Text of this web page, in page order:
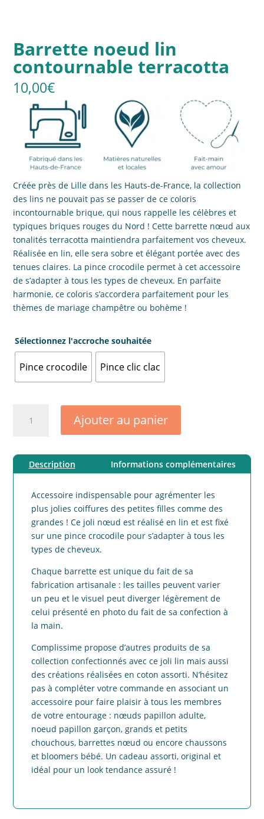
Barrette noeud lin
contournable terracotta
10,00€
Créée près de Lille dans les Hauts-de-France, la collection
des lins ne pouvait pas se passer de ce coloris
incontournable brique, qui nous rappelle les célèbres et
typiques briques rouges du Nord ! Cette barrette nœud aux
tonalités terracotta maintiendra parfaitement vos cheveux.
Réalisée en lin, elle sera sobre et élégant portée avec des
tenues claires. La pince crocodile permet à cet accessoire
de s’adapter à tous les types de cheveux. En parfaite
harmonie, ce coloris s’accordera parfaitement pour les
thèmes de mariage champêtre ou bohème !
Sélectionnez l'accroche souhaitée
Pince crocodile Pince clic clac
terracotta
Ajouter au panier
Description Informations complémentaires
Accessoire indispensable pour agrémenter les
plus jolies coiffures des petites filles comme des
grandes ! Ce joli nœud est réalisé en lin et est fixé
sur une pince crocodile pour s’adapter à tous les
types de cheveux.
Chaque barrette est unique du fait de sa
fabrication artisanale : les tailles peuvent varier
un peu et le visuel peut diverger légèrement de
celui présenté en photo du fait de sa confection à
la main.
Complissime propose d’autres produits de sa
collection confectionnés avec ce joli lin mais aussi
des créations réalisées en coton assorti. N’hésitez
pas à compléter votre commande en associant un
accessoire pour faire plaisir à tous les membres
de votre entourage : nœuds papillon adulte,
noeud papillon garçon, grands et petits
chouchous, barrettes nœud ou encore chaussons
et bloomers bébé. Un cadeau assorti, original et
idéal pour un look tendance assuré !